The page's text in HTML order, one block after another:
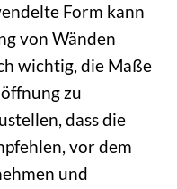
Form kann
von Wänden
wichtig, die Maße
zu
dass die
vor dem
und